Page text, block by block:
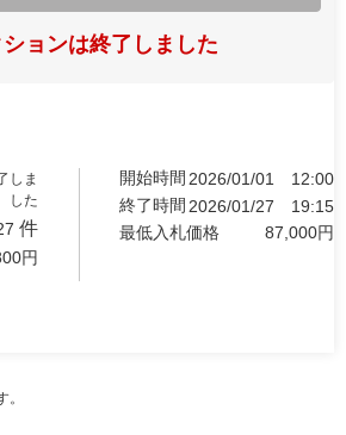
ョンは終了しました
しま
した
件
円
開始時間 2026/01/01
12:00
終了時間 2026/01/27
19:15
最低入札価格
87,000円